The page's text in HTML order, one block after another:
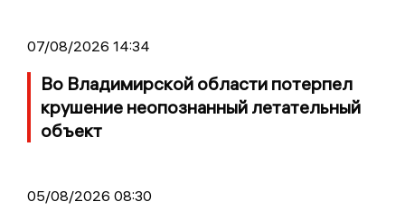
07/08/2026 14:34
Во Владимирской области потерпел
крушение неопознанный летательный
объект
05/08/2026 08:30